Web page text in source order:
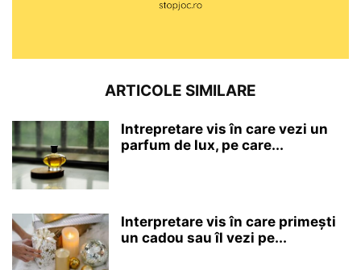
ARTICOLE SIMILARE
Intrepretare vis în care vezi un
parfum de lux, pe care...
Interpretare vis în care primești
un cadou sau îl vezi pe...